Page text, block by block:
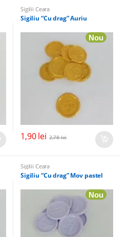
Sigilii Ceara
Sigiliu “Cu drag” Auriu
Nou
1,90lei 2,78lei
Sigilii Ceara
Sigiliu “Cu drag” Mov pastel
Nou